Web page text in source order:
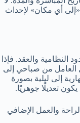
أي مكان» لإحداث
والعقد. فإذا
العامل من صباحي إلى
إلى ليلية بصورة
تعديلًا جوهريًا.
والعمل الإضافي